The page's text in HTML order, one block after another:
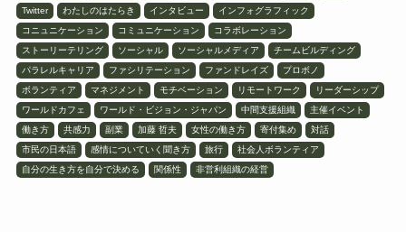
Twitter
わたしのはたらき インタビュー
インフォグラフィック
コニュニケーション
コミュニケーション
コラボレーション
ストーリーテリング
ソーシャル ソーシャルメディア
チームビルディング
パラレルキャリア
ファシリテーション ファンドレイズ
プロボノ
ボランティア
マネジメント モチベーション リモートワーク
リーダーシップ
ワールドカフェ
ワールド・ビジョン・ジャパン 中間支援組織
主催イベント
働き方
共感力 副業 加藤 哲夫 女性の働き方 寄付集め
対話
市民の日本語
感情についていく聞き方 旅行
社会人ボランティア
自分の生き方を自分で決める
関係性 非営利組織の経営